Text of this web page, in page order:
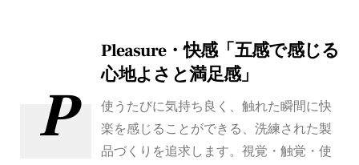
P
Pleasure・快感「五感で感じる
心地よさと満足感」
使うたびに気持ち良く、触れた瞬間に快
楽を感じることができる、洗練された製
品づくりを追求します。視覚・触覚・使